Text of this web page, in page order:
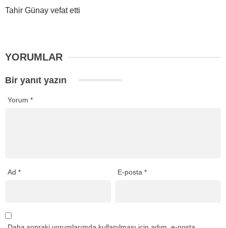
Tahir Günay vefat etti
YORUMLAR
Bir yanıt yazın
Yorum *
Ad * E-posta*